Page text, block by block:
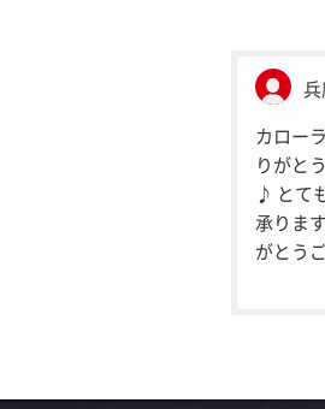
カロー
りがと
♪ とて
承りま
がとう